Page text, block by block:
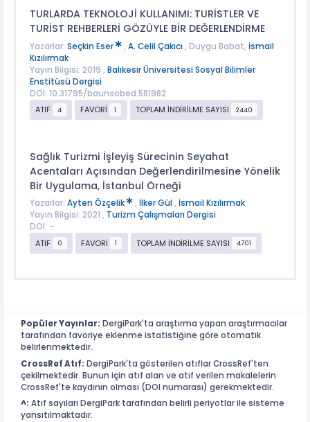
TURLARDA TEKNOLOJİ KULLANIMI: TURİSTLER VE
TURİST REHBERLERİ GÖZÜYLE BİR DEĞERLENDİRME
Yazarlar: Seçkin Eser , A. Celil Çakıcı , Duygu Babat, İsmail
Kızılırmak
Yayın Bilgisi: 2019 , Balıkesir Üniversitesi Sosyal Bilimler
Enstitüsü Dergisi
DOI: 10.31795/baunsobed.581982
ATIF
4 FAVORİ 1 TOPLAM İNDİRİLME SAYISI 2440
Sağlık Turizmi İşleyiş Sürecinin Seyahat
Acentaları Açısından Değerlendirilmesine Yönelik
Bir Uygulama, İstanbul Örneği
Yazarlar: Ayten Özçelik , İlker Gül , İsmail Kızılırmak
Yayın Bilgisi: 2021 , Turizm Çalışmaları Dergisi
DOI: -
ATIF
0 FAVORİ 1 TOPLAM İNDİRİLME SAYISI 4701
Popüler Yayınlar: DergiPark'ta araştırma yapan araştırmacılar
tarafından favoriye eklenme istatistiğine göre otomatik
belirlenmektedir.
CrossRef Atıf: DergiPark'ta gösterilen atıflar CrossRef'ten
çekilmektedir. Bunun için atıf alan ve atıf verilen makalelerin
CrossRef'te kaydının olması (DOI numarası) gerekmektedir.
^: Atıf sayıları DergiPark tarafından belirli periyotlar ile sisteme
yansıtılmaktadır.